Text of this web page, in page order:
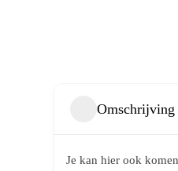
Omschrijving
Je kan hier ook